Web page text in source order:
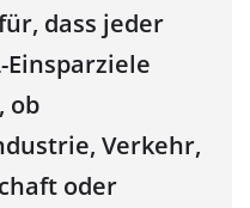
dass jeder
Einsparziele
ob
Verkehr,
oder